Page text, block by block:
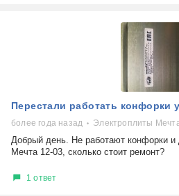
самопроизвольное выключение
выдает ошибку
плохо работает
решение проблемы
Перестали работать конфорки
более года назад Электроплиты
Добрый день. Не работают конфорки и
Мечта 12-03​, сколько стоит ремонт?
1 ответ